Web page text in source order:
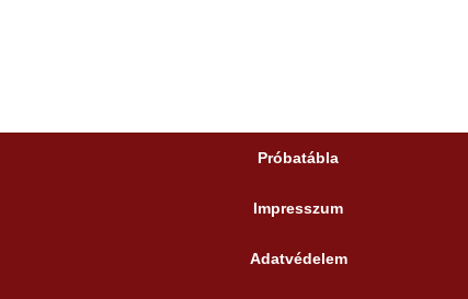
Próbatábla
Impresszum
Adatvédelem